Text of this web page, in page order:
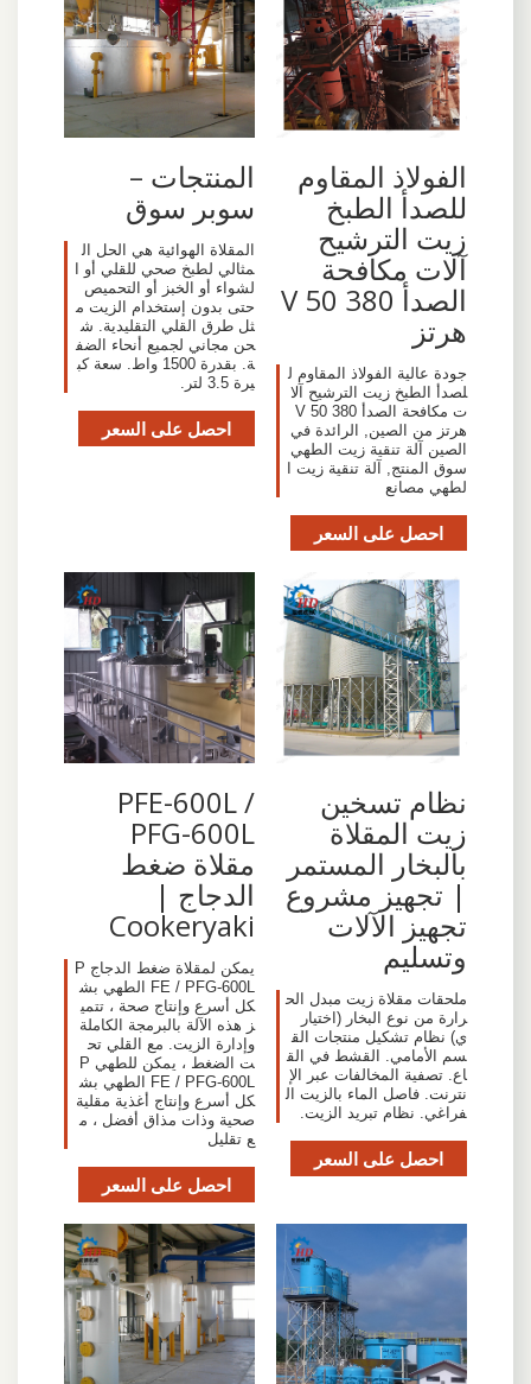
الفولاذ المقاوم
للصدأ الطبخ
زيت الترشيح
آلات مكافحة
الصدأ 380 V 50
هرتز
جودة عالية الفولاذ المقاوم ل
لصدأ الطبخ زيت الترشيح آلا
ت مكافحة الصدأ 380 V 50
هرتز من الصين, الرائدة في
الصين آلة تنقية زيت الطهي
سوق المنتج, آلة تنقية زيت ا
لطهي مصانع
احصل على السعر
المنتجات –
سوبر سوق
المقلاة الهوائية هي الحل ال
مثالي لطبخ صحي للقلي أو ا
لشواء أو الخبز أو التحميص
حتى بدون إستخدام الزيت م
ثل طرق القلي التقليدية. ش
حن مجاني لجميع أنحاء الضف
ة. بقدرة 1500 واط. سعة كب
يرة 3.5 لتر.
احصل على السعر
نظام تسخين
زيت المقلاة
بالبخار المستمر
| تجهيز مشروع
تجهيز الآلات
وتسليم
ملحقات مقلاة زيت مبدل الح
رارة من نوع البخار (اختيار
ي) نظام تشكيل منتجات الق
سم الأمامي. القشط في الق
اع. تصفية المخالفات عبر الإ
نترنت. فاصل الماء بالزيت ال
فراغي. نظام تبريد الزيت.
احصل على السعر
PFE-600L /
PFG-600L
مقلاة ضغط
الدجاج |
Cookeryaki
يمكن لمقلاة ضغط الدجاج P
FE / PFG-600L الطهي بش
كل أسرع وإنتاج صحة ، تتمي
ز هذه الآلة بالبرمجة الكاملة
وإدارة الزيت. مع القلي تح
ت الضغط ، يمكن للطهي P
FE / PFG-600L الطهي بش
كل أسرع وإنتاج أغذية مقلية
صحية وذات مذاق أفضل ، م
ع تقليل
احصل على السعر